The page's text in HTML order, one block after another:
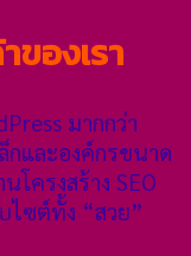
องเรา
มากกว่า
กและองค์กรขนาด
โครงสร้าง SEO
ไซต์ทั้ง “สวย”